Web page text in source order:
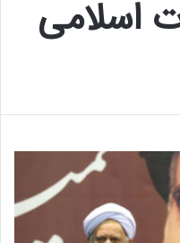
اسلامی